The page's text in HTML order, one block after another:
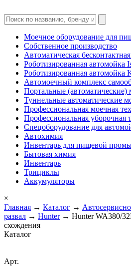
Моечное оборудование для
Собственное производство
Автоматическая
Роботизированная автомойка
Роботизированная автомойка
Автомоечный комплекс
Портальные (автоматические)
Туннельные автоматические
Профессиональная моечная
Профессиональная уборочная
Спецоборудование для
Автохимия
Инвентарь для пищевой
Бытовая химия
Инвентарь
Трициклы
Аккумуляторы
×
Главная → Каталог →
развал → Hunter→ Hunter WA380/
схождения
Каталог
Арт.